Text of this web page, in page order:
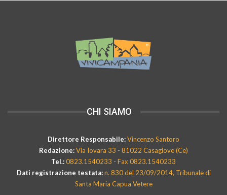
CHI SIAMO
Direttore Responsabile:Vincenzo Santoro
Redazione:Via Iovara 33 - 81022 Casagiove (Ce)
Tel.:0823.1540233 - Fax 0823.1540233
Dati registrazione testata:n. 830 del 23/09/2014, Tribunale di
Santa Maria Capua Vetere